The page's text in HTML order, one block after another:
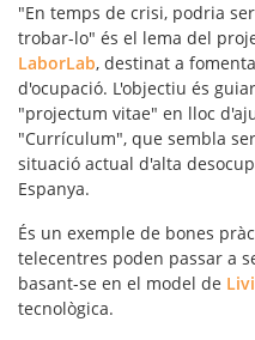
"En temps de crisi, podria
trobar-lo" és el lema del
LaborLab, destinat a
d'ocupació. L'objectiu és
"projectum vitae" en lloc
"Currículum", que sembla
situació actual d'alta
Espanya.
És un exemple de bones
telecentres poden passar a
basant-se en el model de
tecnològica.